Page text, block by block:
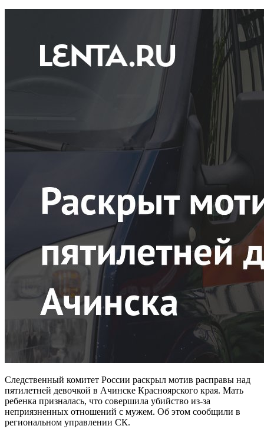
Следственный комитет России раскрыл мотив расправы над
пятилетней девочкой в Ачинске Красноярского края. Мать
ребенка призналась, что совершила убийство из-за
неприязненных отношений с мужем. Об этом сообщили в
региональном управлении СК.